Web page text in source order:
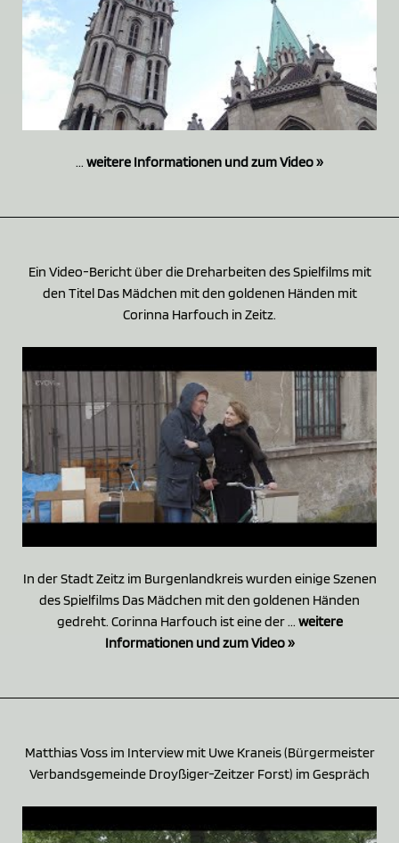
... weitere Informationen und zum Video »
Ein Video-Bericht über die Dreharbeiten des Spielfilms mit
den Titel Das Mädchen mit den goldenen Händen mit
Corinna Harfouch in Zeitz.
In der Stadt Zeitz im Burgenlandkreis wurden einige Szenen
des Spielfilms Das Mädchen mit den goldenen Händen
gedreht. Corinna Harfouch ist eine der ... weitere
Informationen und zum Video »
Matthias Voss im Interview mit Uwe Kraneis (Bürgermeister
Verbandsgemeinde Droyßiger-Zeitzer Forst) im Gespräch